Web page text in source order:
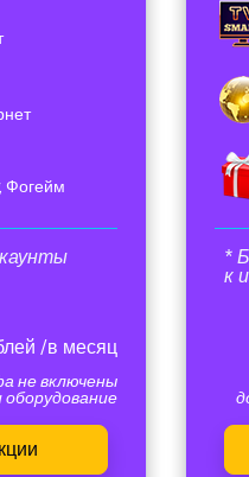
Фогейм
/в месяц
не включены
*
к